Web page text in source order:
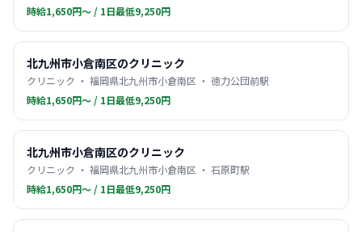
時給1,650円〜 / 1日最低9,250円
北九州市小倉南区のクリニック
クリニック ・ 福岡県北九州市小倉南区 ・ 徳力公団前駅
時給1,650円〜 / 1日最低9,250円
北九州市小倉南区のクリニック
クリニック ・ 福岡県北九州市小倉南区 ・ 石原町駅
時給1,650円〜 / 1日最低9,250円